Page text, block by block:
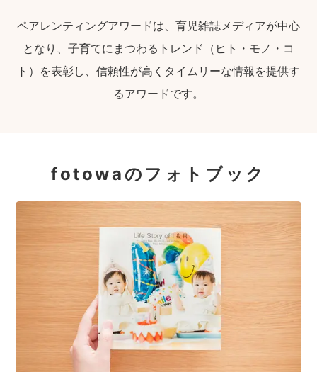
ペアレンティングアワードは、育児雑誌メディアが中心
となり、子育てにまつわるトレンド（ヒト・モノ・コ
ト）を表彰し、信頼性が高くタイムリーな情報を提供す
るアワードです。
fotowaのフォトブック